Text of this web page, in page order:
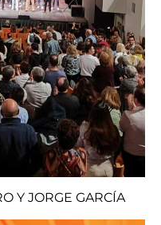
Y JORGE GARCÍA